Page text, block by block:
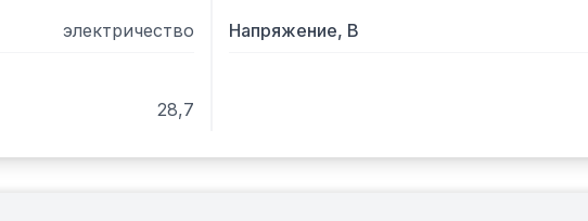
электричество Напряжение, В
28,7